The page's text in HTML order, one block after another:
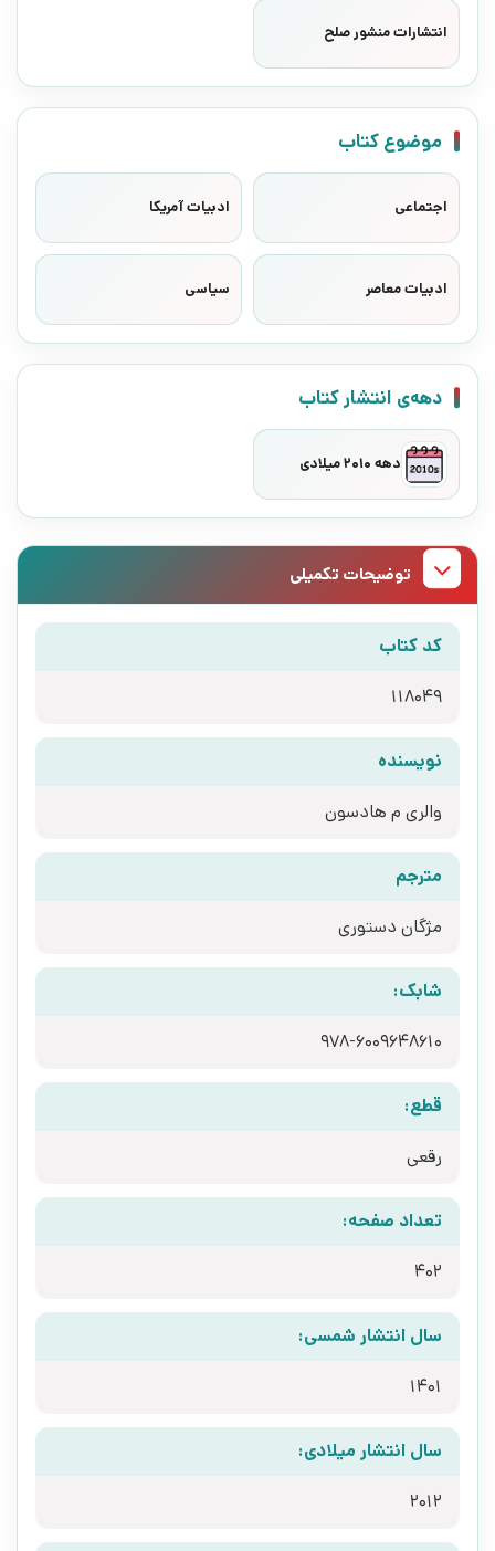
انتشارات منشور صلح
موضوع کتاب
اجتماعی ادبیات آمریکا
ادبیات معاصر سیاسی
دهه‌ی انتشار کتاب
دهه 2010 میلادی
توضیحات تکمیلی
کد کتاب
118049
نویسنده
والری م هادسون
مترجم
مژگان دستوری
شابک:
978-6009648610
قطع:
رقعی
تعداد صفحه:
402
سال انتشار شمسی:
1401
سال انتشار میلادی:
2012